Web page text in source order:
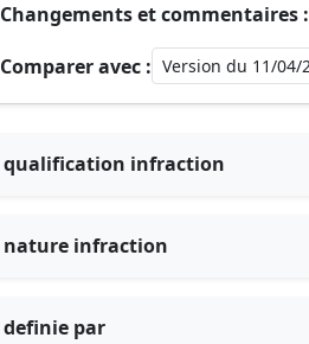
Changements et commentaires :
Comparer avec :
qualification infraction
nature infraction
definie par